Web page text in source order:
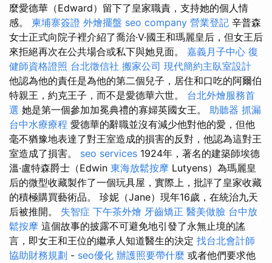
麼愛德華（Edward）留下了皇家職責，支持她的個人情
感。 柬埔寨簽證 外燴擺盤 seo company 營業登記 辛普森
女士正式向院子裡介紹了喬治·V·國王和瑪麗皇后，但女王后
來拒絕再次在公共場合或私下與她見面。 嘉義月子中心 復
健師資格證照 台北徵信社 搬家公司 現代簡約主臥室設計
他認為他的責任是為他的第二個兒子，居住和口吃的阿爾伯
特親王，約克王子，而不是愛德華六世。 台北外燴服務首
選 她是第一個參加加冕典禮的寡婦英國女王。 助聽器 抓漏
台中水療療程 愛德華的辭職並沒有減少他對他的愛，但他
毫不猶豫地表達了對王室造成的損害的反對，他認為這對王
室造成了損害。 seo services 1924年，著名的建築師埃德
溫·盧特森爵士（Edwin 東海放鬆按摩 Lutyens）為瑪麗皇
后的微型收藏製作了一個玩具屋，實際上，批評了皇家收藏
的積極購買藝術品。 珍妮（Jane）現年16歲，在統治九天
后被推開。 失智症 下午茶外燴 牙齒矯正 醫美做臉 台中放
鬆按摩 這個故事的披露不可避免地引發了永無止境的謠
言，即女王和王位的繼承人知道醫生的決定 找台北會計師
協助財務規劃 - seo優化 辦護照要帶什麼 或者他們要求他